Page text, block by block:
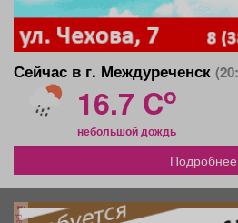
Сейчас в г. Междуреченск
16.7 Co
небольшой дождь
Подробнее